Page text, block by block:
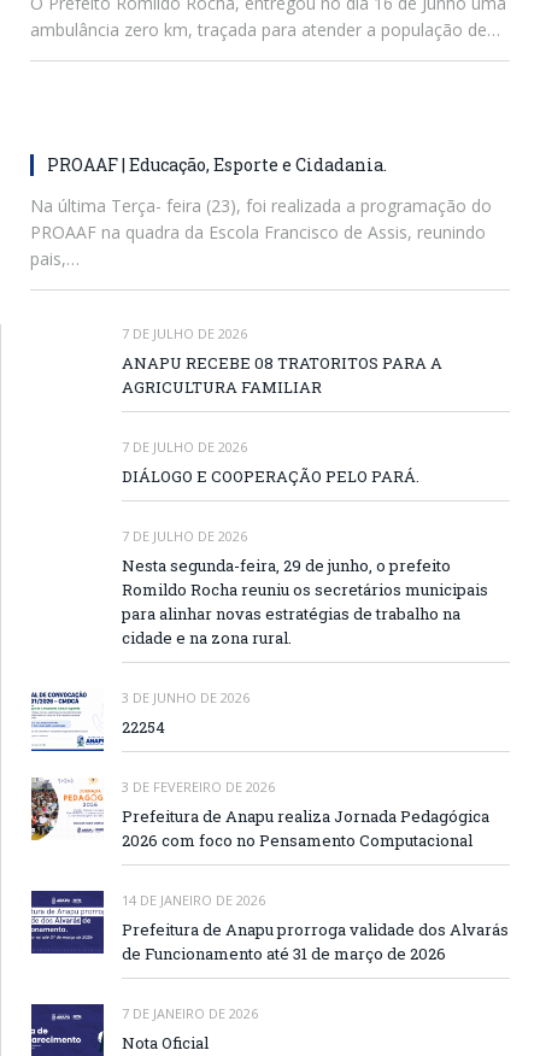
ambulância zero km, traçada para atender a população de…
PROAAF | Educação, Esporte e Cidadania.
Na última Terça- feira (23), foi realizada a programação do
PROAAF na quadra da Escola Francisco de Assis, reunindo
pais,…
7 DE JULHO DE 2026
ANAPU RECEBE 08 TRATORITOS PARA A
AGRICULTURA FAMILIAR
7 DE JULHO DE 2026
DIÁLOGO E COOPERAÇÃO PELO PARÁ.
7 DE JULHO DE 2026
Nesta segunda-feira, 29 de junho, o prefeito
Romildo Rocha reuniu os secretários municipais
para alinhar novas estratégias de trabalho na
cidade e na zona rural.
3 DE JUNHO DE 2026
22254
3 DE FEVEREIRO DE 2026
Prefeitura de Anapu realiza Jornada Pedagógica
2026 com foco no Pensamento Computacional
14 DE JANEIRO DE 2026
Prefeitura de Anapu prorroga validade dos Alvarás
de Funcionamento até 31 de março de 2026
7 DE JANEIRO DE 2026
Nota Oficial